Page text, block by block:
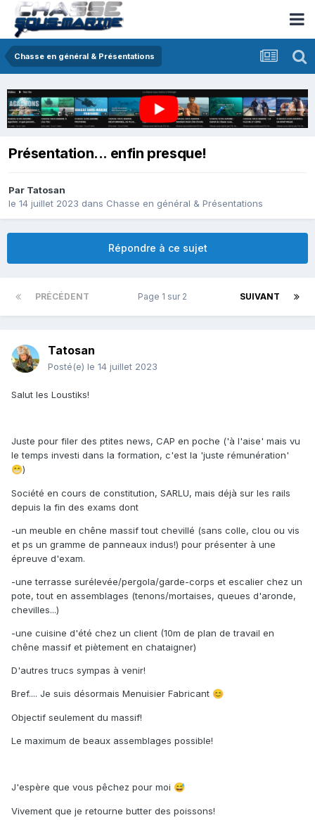
Chasse en général & Présentations
Présentation... enfin presque!
Par Tatosan
le 14 juillet 2023 dans Chasse en général & Présentations
Répondre à ce sujet
PRÉCÉDENT SUIVANT
Page 1 sur 2
Tatosan
Posté(e) le 14 juillet 2023
Salut les Loustiks!
Juste pour filer des ptites news, CAP en poche ('à l'aise' mais vu
le temps investi dans la formation, c'est la 'juste rémunération'
😁)
Société en cours de constitution, SARLU, mais déjà sur les rails
depuis la fin des exams dont
-un meuble en chêne massif tout chevillé (sans colle, clou ou vis
et ps un gramme de panneaux indus!) pour présenter à une
épreuve d'exam.
-une terrasse surélevée/pergola/garde-corps et escalier chez un
pote, tout en assemblages (tenons/mortaises, queues d'aronde,
chevilles...)
-une cuisine d'été chez un client (10m de plan de travail en
chêne massif et piètement en chataigner)
D'autres trucs sympas à venir!
Bref.... Je suis désormais Menuisier Fabricant 😊
Objectif seulement du massif!
Le maximum de beaux assemblages possible!
J'espère que vous pêchez pour moi 😅
Vivement que je retourne butter des poissons!